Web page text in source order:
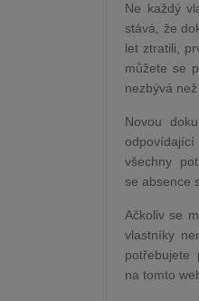
Ne každý
stává, že
let ztratili,
můžete se
nezbývá
Novou
všechny
se absence
Ačkoliv se
vlastníky
potřebujete
na tomto